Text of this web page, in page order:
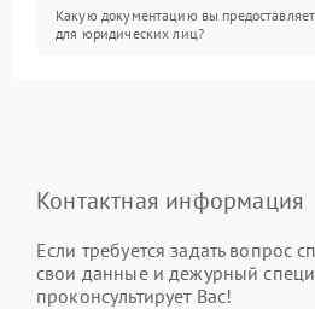
Какую документацию вы
для юридических лиц?
Контактная информация
Если требуется задать вопрос
свои данные и дежурный
проконсультирует Вас!